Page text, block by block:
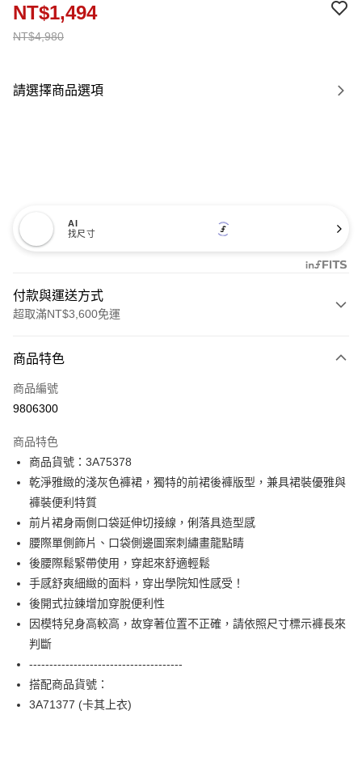
NT$4,980
NT$1,494
請選擇商品選項
AI
找尺寸
付款與運送方式
超取滿NT$3,600免運
信用卡一次付款
信用卡分期付款
合作金庫商業銀行
華南商業銀行
上海商業儲蓄銀行
台北富邦商業銀行
國泰世華商業銀行
臺灣中小企業銀行
台中商業銀行
匯豐（台灣）商業銀行
華泰商業銀行
聯邦商業銀行
遠東國際商業銀行
元大商業銀行
永豐商業銀行
玉山商業銀行
星展（台灣）商業銀行
台新國際商業銀行
台灣樂天信用卡公司
LINE Pay
Apple Pay
街口支付
AFTEE先享後付
相關說明
【關於「AFTEE先享後付」】
AFTEE先享後付是「在收到商品之後才付款」的支付方式。 讓您購物簡單
便利好安心！
１．簡單：不需註冊會員、不需綁卡、不需儲值。
２．便利：只要手機號碼，簡訊認證，即可結帳。
【「AFTEE先享後付」結帳流程】
１．於結帳方式選擇「AFTEE先享後付」後，將跳轉至「AFTEE先享後付」
結帳頁面，進行簡訊認證並確認金額後，即可完成結帳。
付款後全家FamilyMart取貨
每筆NT$90，滿NT$3,600(含以上)免運費
付款後7-11取貨
商品特色
商品編號
9806300
商品特色
商品貨號：3A75378
乾淨雅緻的淺灰色褲裙，獨特的前裙後褲版型，兼具裙裝優雅與
褲裝便利特質
前片裙身兩側口袋延伸切接線，俐落具造型感
腰際單側飾片、口袋側邊圖案刺繡畫龍點睛
後腰際鬆緊帶使用，穿起來舒適輕鬆
手感舒爽細緻的面料，穿出學院知性感受！
後開式拉鍊增加穿脫便利性
因模特兒身高較高，故穿著位置不正確，請依照尺寸標示褲長來
判斷
--------------------------------------
搭配商品貨號：
3A71377 (卡其上衣)